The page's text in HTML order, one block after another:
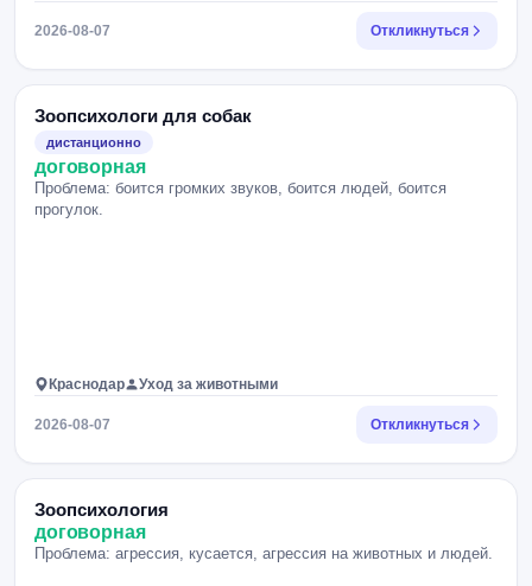
2026-08-07 Откликнуться
Зоопсихологи для собак
дистанционно
договорная
Проблема: боится громких звуков, боится людей, боится
прогулок.
Краснодар Уход за животными
2026-08-07 Откликнуться
Зоопсихология
договорная
Проблема: агрессия, кусается, агрессия на животных и людей.